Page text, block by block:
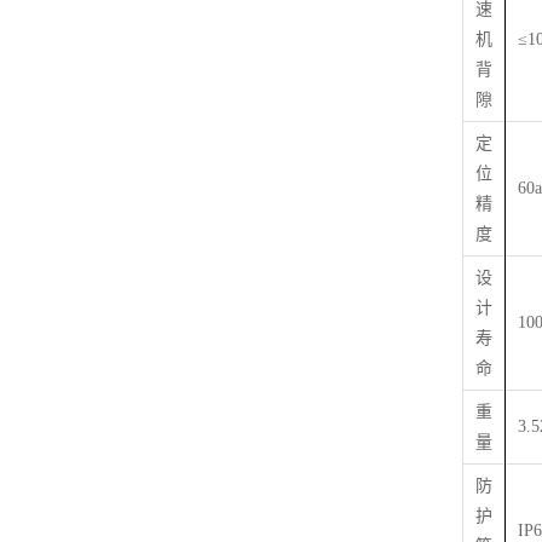
速
机
背
隙
≤
定
位
精
度
设
计
寿
命
重
量
防
护